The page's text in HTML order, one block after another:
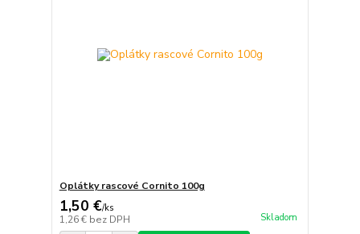
Oplátky rascové Cornito 100g
1,50 €/ks
1,26 € bez DPH Skladom